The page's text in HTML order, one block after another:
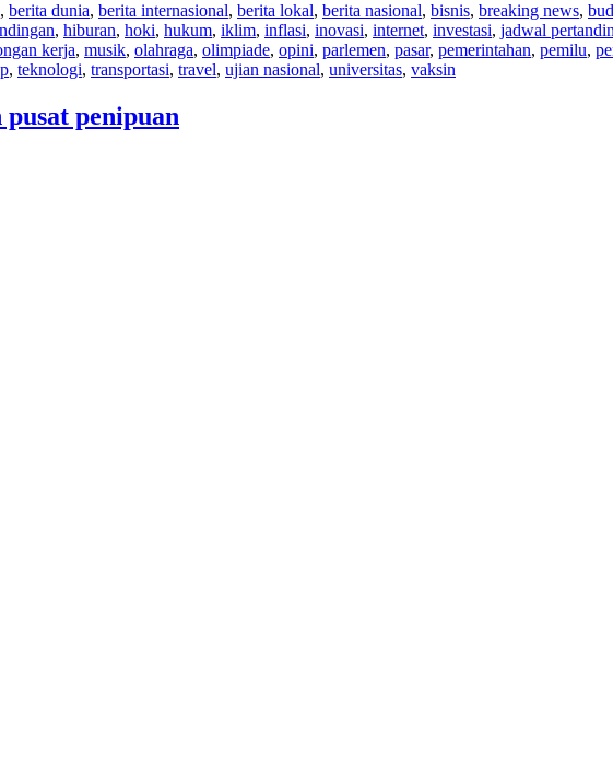
, berita dunia, berita internasional, berita lokal, berita nasional, bisnis, breaking news,
, hiburan, hoki, hukum, iklim, inflasi, inovasi, internet, investasi, jadwal
kerja, musik, olahraga, olimpiade, opini, parlemen, pasar, pemerintahan, pemilu,
, teknologi, transportasi, travel, ujian nasional, universitas, vaksin
penipuan